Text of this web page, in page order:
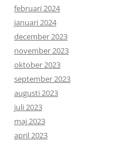
februari 2024
januari 2024
december 2023
november 2023
oktober 2023
september 2023
augusti 2023
juli 2023
maj 2023
april 2023